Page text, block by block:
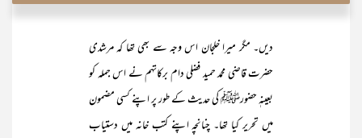
دیں۔ مگر میرا خلجان اس وجہ سے بھی تھا کہ مرشدی
حضرت قاضی محمد حمید فضلی دام برکاتہم نے اس جملہ کو
بعینہٖ حضورﷺ کی حدیث کے طور پر اپنے کسی مضمون
میں تحریر کیا تھا۔ چنانچہ اپنے کتب خانہ میں دستیاب